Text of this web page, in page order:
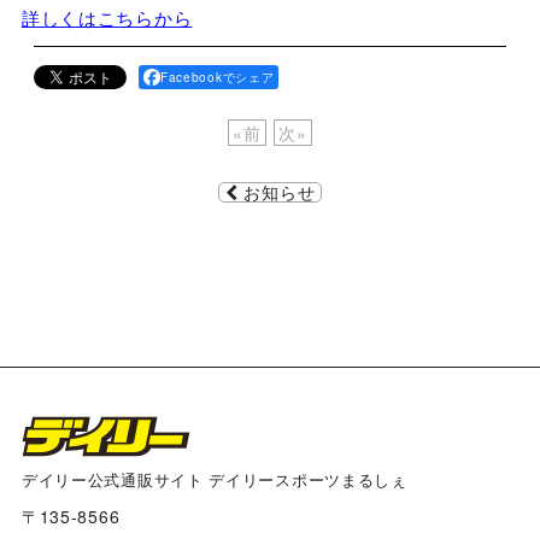
詳しくはこちらから
Facebookでシェア
«前 次»
お知らせ
デイリー公式通販サイト デイリースポーツまるしぇ
〒135-8566